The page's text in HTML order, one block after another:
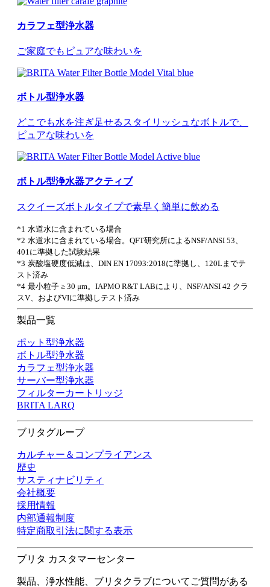
カラフェ型浄水器
ご家庭でもピュアな味わいを
ボトル型浄水器
どこでも水を注ぎ足せるスタイリッシュなボトルで、
ピュアな味わいを
ボトル型浄水器アクティブ
スクイーズボトルタイプで素早く簡単に飲める
*1 水道水に含まれている場合
*2 水道水に含まれている場合。QFT研究所によるNSF/ANSI 53、
401に準拠した試験結果
*3 炭酸塩硬度低減は、DIN EN 17093:2018に準拠し、120Lまでテ
スト済み
*4 最小粒子 ≥ 30 μm。IAPMO R&T LABにより、NSF/ANSI 42 クラ
スV、およびVIに準拠しテスト済み
製品一覧
ポット型浄水器
ボトル型浄水器
カラフェ型浄水器
サーバー型浄水器
フィルターカートリッジ
BRITA LARQ
ブリタグループ
カルチャー＆コンプライアンス
歴史
サスティナビリティ
会社概要
採用情報
内部通報制度
特定商取引法に関する表示
ブリタ カスタマーセンター
製品、浄水性能、ブリタクラブについてご質問がある